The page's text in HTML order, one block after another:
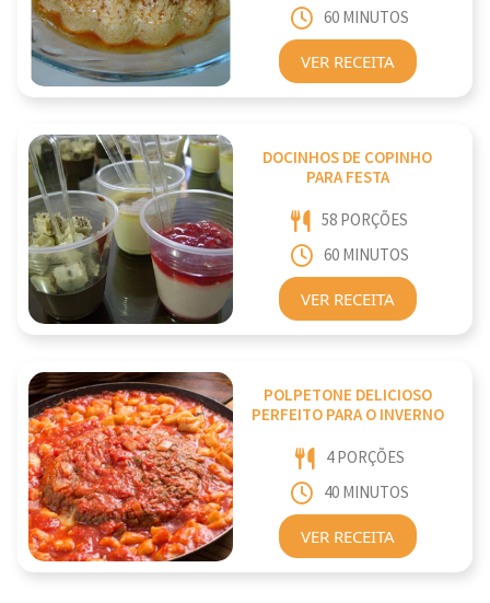
60 MINUTOS
VER RECEITA
DOCINHOS DE COPINHO
PARA FESTA
58 PORÇÕES
60 MINUTOS
VER RECEITA
POLPETONE DELICIOSO
PERFEITO PARA O INVERNO
4 PORÇÕES
40 MINUTOS
VER RECEITA